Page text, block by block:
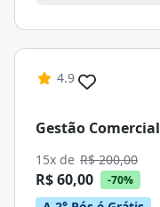
4.9
Gestão Comercial
15x de R$ 200,00
R$ 60,00 -70%